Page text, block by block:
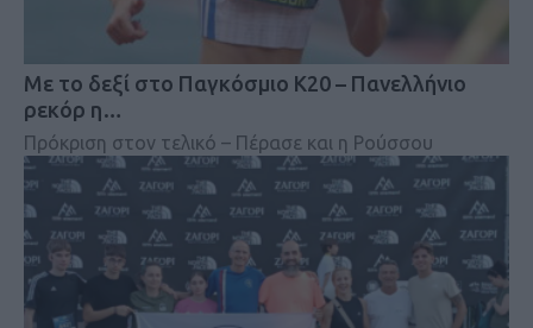
Mε το δεξί στο Παγκόσμιο Κ20 – Πανελλήνιο
ρεκόρ η…
Πρόκριση στον τελικό – Πέρασε και η Ρούσσου